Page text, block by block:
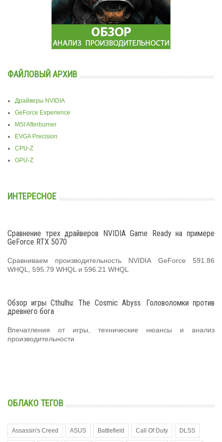
ФАЙЛОВЫЙ АРХИВ
Драйверы NVIDIA
GeForce Experience
MSI Afterburner
EVGA Precision
CPU-Z
GPU-Z
ИНТЕРЕСНОЕ
Сравнение трех драйверов NVIDIA Game Ready на примере
GeForce RTX 5070
Сравниваем производительность NVIDIA GeForce 591.86
WHQL, 595.79 WHQL и 596.21 WHQL
Обзор игры Cthulhu: The Cosmic Abyss. Головоломки против
древнего бога
Впечатления от игры, технические нюансы и анализ
производительности
ОБЛАКО ТЕГОВ
Assassin's Creed ASUS Battlefield Call Of Duty DLSS